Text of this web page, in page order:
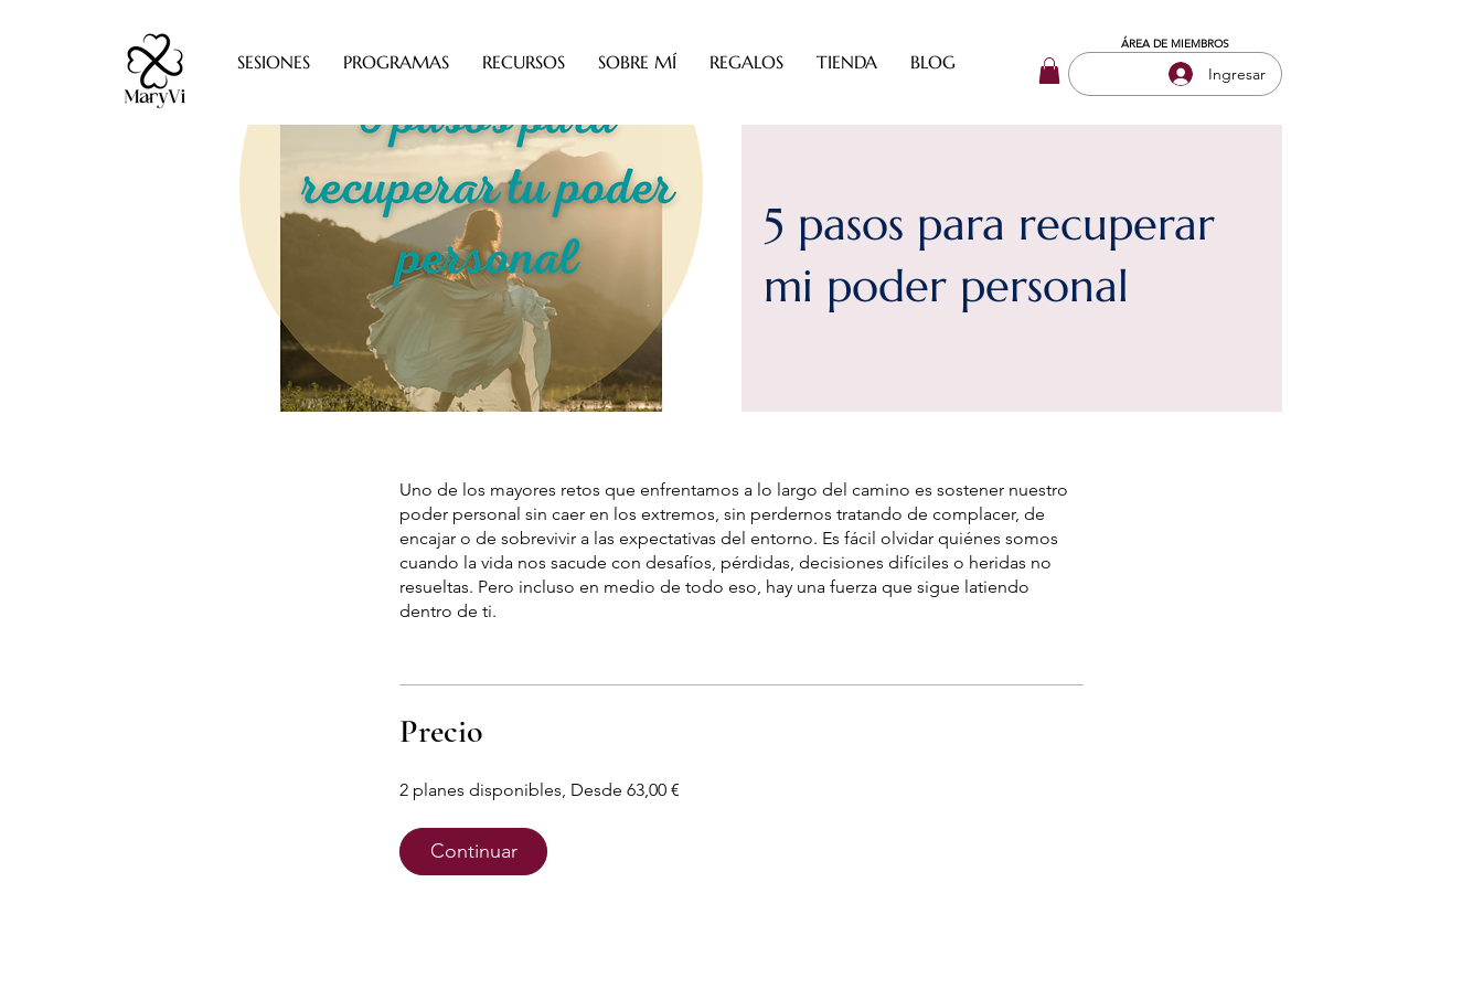
SESIONES PROGRAMAS RECURSOS SOBRE MÍ REGALOS TIENDA BLOG
ÁREA DE MIEMBROS
Ingresar
5 pasos para recuperar
mi poder personal
Uno de los mayores retos que enfrentamos a lo largo del camino es sostener nuestro
poder personal sin caer en los extremos, sin perdernos tratando de complacer, de
encajar o de sobrevivir a las expectativas del entorno. Es fácil olvidar quiénes somos
cuando la vida nos sacude con desafíos, pérdidas, decisiones difíciles o heridas no
resueltas. Pero incluso en medio de todo eso, hay una fuerza que sigue latiendo
dentro de ti.
Precio
2 planes disponibles, Desde 63,00 €
Continuar